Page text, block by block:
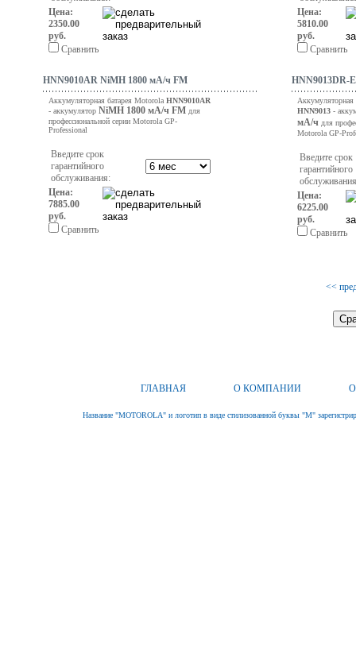
Цена:
2350.00
руб.
Сравнить
Цена:
5810.00
руб.
Сравнить
HNN9010AR NiMH 1800 мА/ч FM
Аккумуляторная батарея Motorola HNN9010AR
- аккумулятор NiMH 1800 мА/ч FM для
профессиональной серии Motorola GP-
Professional
Введите срок
гарантийного
обслуживания:
Цена:
7885.00
руб.
Сравнить
HNN9013DR-
Аккумуляторная
HNN9013 -
мА/ч для
Motorola GP-
Введите срок
гарантийного
Цена:
6225.00
руб.
Сравнить
<<
ГЛАВНАЯ О КОМПАНИИ
Название "MOTOROLA" и логотип в виде стилизованной буквы "M"